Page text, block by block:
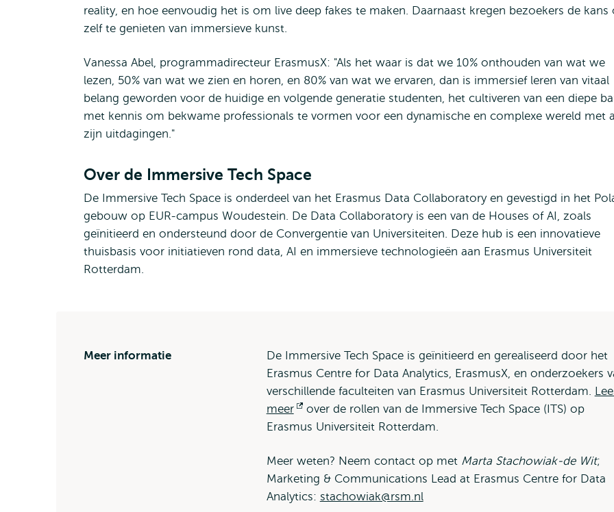
reality, en hoe eenvoudig het is om live deep fakes te maken. Daarnaast kregen bezoekers de kans
zelf te genieten van immersieve kunst.
Vanessa Abel, programmadirecteur ErasmusX: "Als het waar is dat we 10% onthouden van wat we
lezen, 50% van wat we zien en horen, en 80% van wat we ervaren, dan is immersief leren van vitaal
belang geworden voor de huidige en volgende generatie studenten, het cultiveren van een diepe
met kennis om bekwame professionals te vormen voor een dynamische en complexe wereld met
zijn uitdagingen."
Over de Immersive Tech Space
De Immersive Tech Space is onderdeel van het Erasmus Data Collaboratory en gevestigd in het
gebouw op EUR-campus Woudestein. De Data Collaboratory is een van de Houses of AI, zoals
geïnitieerd en ondersteund door de Convergentie van Universiteiten. Deze hub is een innovatieve
thuisbasis voor initiatieven rond data, AI en immersieve technologieën aan Erasmus Universiteit
Rotterdam.
Meer informatie
De Immersive Tech Space is geïnitieerd en gerealiseerd door het
Erasmus Centre for Data Analytics, ErasmusX, en onderzoekers
verschillende faculteiten van Erasmus Universiteit Rotterdam.
meer
Opent
extern
over de rollen van de Immersive Tech Space (ITS) op
Erasmus Universiteit Rotterdam.
Meer weten? Neem contact op met Marta Stachowiak-de Wit;
Marketing & Communications Lead at Erasmus Centre for Data
Analytics: stachowiak@rsm.nl